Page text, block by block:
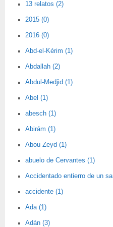
13 relatos (2)
2015 (0)
2016 (0)
Abd-el-Kérim (1)
Abdallah (2)
Abdul-Medjid (1)
Abel (1)
abesch (1)
Abirám (1)
Abou Zeyd (1)
abuelo de Cervantes (1)
Accidentado entierro de un
accidente (1)
Ada (1)
Adán (3)